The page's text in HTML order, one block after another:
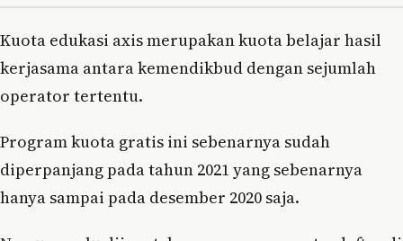
Kuota edukasi axis merupakan kuota belajar hasil
kerjasama antara kemendikbud dengan sejumlah
operator tertentu.
Program kuota gratis ini sebenarnya sudah
diperpanjang pada tahun 2021 yang sebenarnya
hanya sampai pada desember 2020 saja.